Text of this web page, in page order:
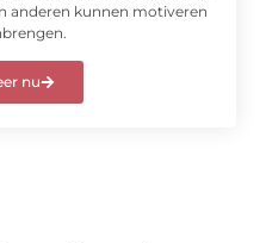
anderen kunnen motiveren
nu